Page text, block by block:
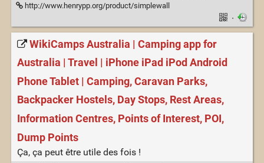
http://www.henrypp.org/product/simplewall
·
WikiCamps Australia | Camping app for
Australia | Travel | iPhone iPad iPod Android
Phone Tablet | Camping, Caravan Parks,
Backpacker Hostels, Day Stops, Rest Areas,
Information Centres, Points of Interest, POI,
Dump Points
Ça, ça peut être utile des fois !